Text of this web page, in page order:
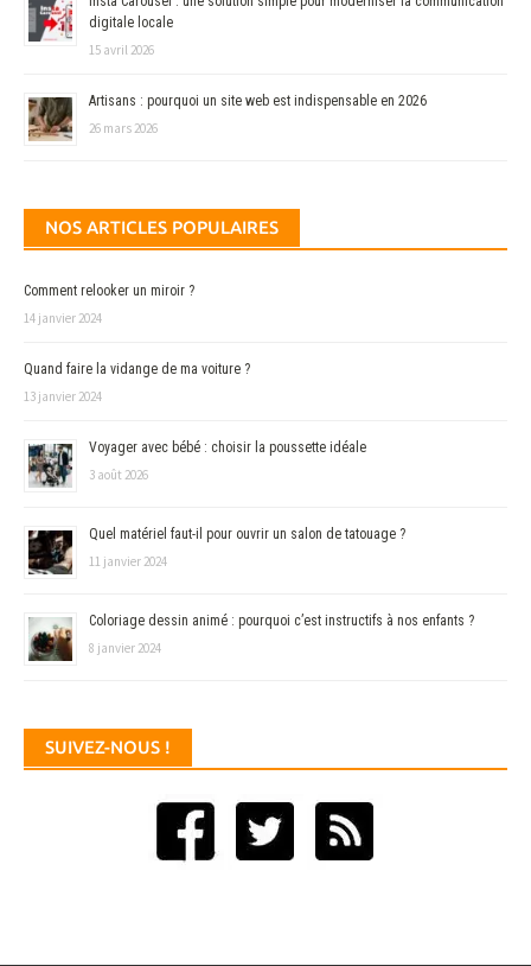
digitale locale
15 avril 2026
Artisans : pourquoi un site web est indispensable en 2026
26 mars 2026
NOS ARTICLES POPULAIRES
Comment relooker un miroir ?
14 janvier 2024
Quand faire la vidange de ma voiture ?
13 janvier 2024
Voyager avec bébé : choisir la poussette idéale
3 août 2026
Quel matériel faut-il pour ouvrir un salon de tatouage ?
11 janvier 2024
Coloriage dessin animé : pourquoi c’est instructifs à nos enfants ?
8 janvier 2024
SUIVEZ-NOUS !